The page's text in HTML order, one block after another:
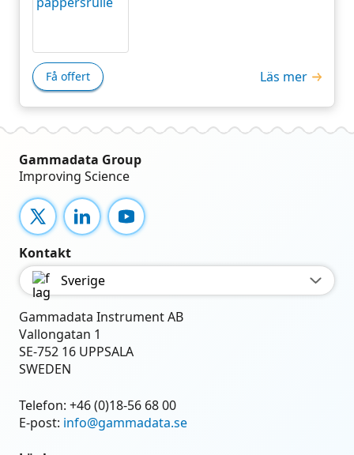
Få offert Läs mer
Gammadata Group
Improving Science
X LinkedInYouTube
Kontakt
Sverige
Gammadata Instrument AB
Vallongatan 1
SE-752 16 UPPSALA
SWEDEN
Telefon: +46 (0)18-56 68 00
E-post: info@gammadata.se